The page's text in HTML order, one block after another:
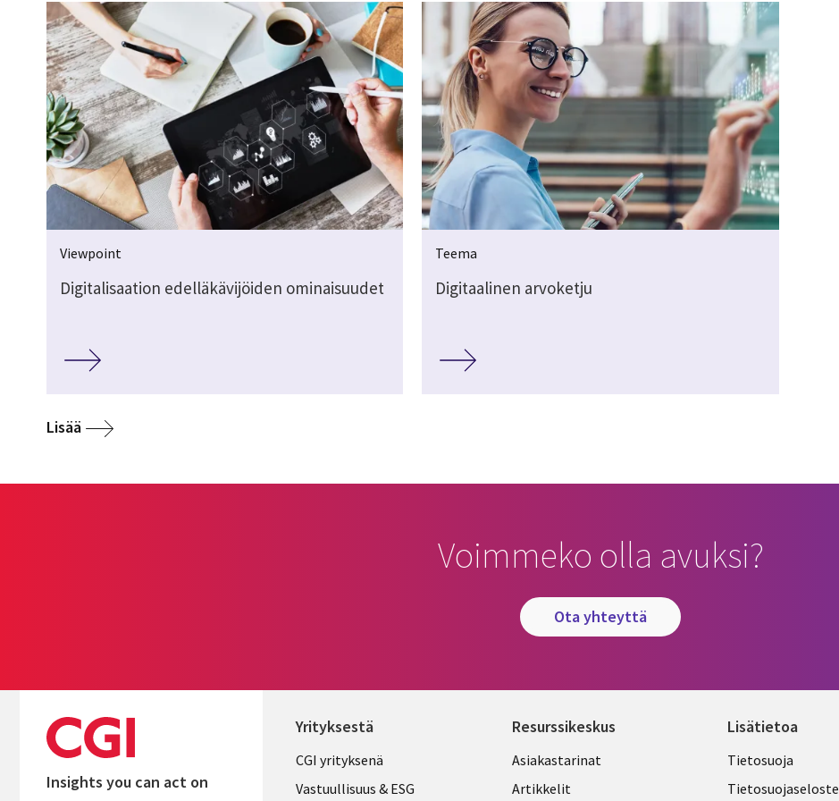
Viewpoint
Digitalisaation edelläkävijöiden ominaisuudet
Teema
Digitaalinen arvoketju
Lisää
Voimmeko olla avuksi?
ota yhteyttä
Insights you can act on
Yrityksestä
Useful
links
CGI yrityksenä
Vastuullisuus & ESG
Resurssikeskus
Library
Links
Asiakastarinat
Artikkelit
Lisätietoa
Legal
FINLAND
Tietosuoja
Tietosuojaseloste